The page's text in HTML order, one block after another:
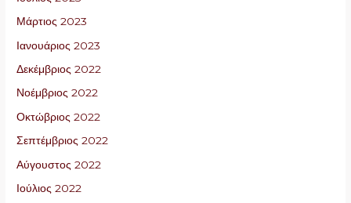
Μάρτιος 2023
Ιανουάριος 2023
Δεκέμβριος 2022
Νοέμβριος 2022
Οκτώβριος 2022
Σεπτέμβριος 2022
Αύγουστος 2022
Ιούλιος 2022